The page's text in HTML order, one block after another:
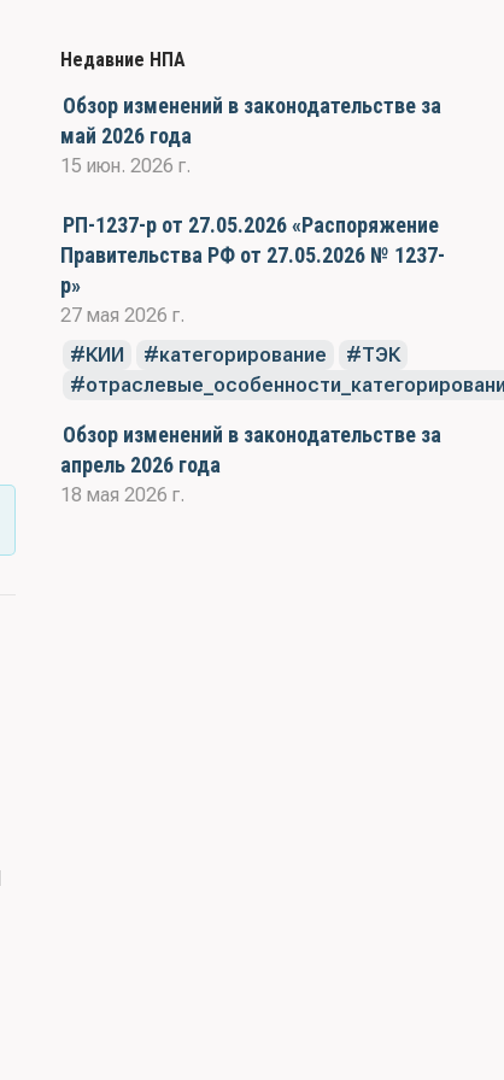
Недавние НПА
Обзор изменений в законодательстве за
май 2026 года
15 июн. 2026 г.
РП-1237-р от 27.05.2026 «Распоряжение
Правительства РФ от 27.05.2026 № 1237-
р»
27 мая 2026 г.
КИИ
категорирование
ТЭК
Обзор изменений в законодательстве за
апрель 2026 года
18 мая 2026 г.